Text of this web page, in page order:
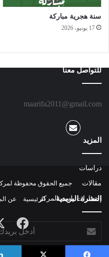
سنة هجرية مباركة
17 يونيو، 2026
للتواصل معنا
maarifa2011@gmail.com
المزيد
دراسات
مقالات
إصدارات باسم المركز
النشرة البريدية
بريدك
الإلكتروني
جميع الحقوق محفوظة
الرئيسية عن